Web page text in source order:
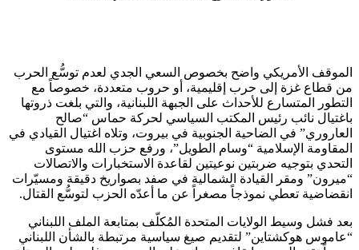
الموقف الأمريكي واضح بخصوص السعي الجدي لعدم توسُّع الحرب
من قطاع غزة إلى حرب إقليمية، أو حروب متعددة، خصوصاً مع
التطور المتسارع للأحداث على الجبهة اللبنانية، والتي بلغت ذروتها
باغتيال نائب رئيس المكتب السياسي لحركة حماس “صالح
العاروري” في الضاحية الجنوبية في بيروت، وتلاه اغتيال القيادي في
المقاومة الإسلامية “وسام الطويل”، ورفع حزب الله مستوى
التحدي بتوجيه ضربتين نوعيتين لقاعدة الاستخبارات والاتصالات
“ميرون” ومقر القيادة الشمالية في صفد بصواريخ دقيقة ومسيّرات
انقضاضية تعطي نموذجاً مصغراً عن ما أعدّه الحزب لتوسُّع القتال.
بعد فشل وسيط الولايات المتحدة المُكلّف بمتابعة الملف اللبناني
“عاموس هوكشتاين” لتقديم صيغ سياسية مرتبطة بالشأن اللبناني